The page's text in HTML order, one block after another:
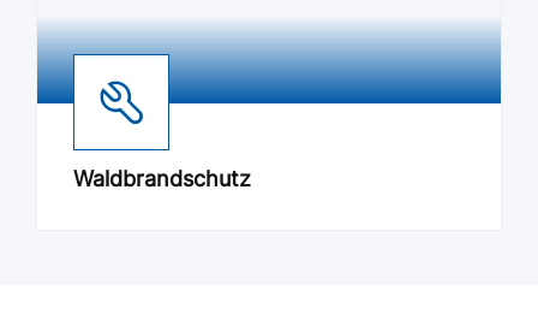
Waldbrandschutz